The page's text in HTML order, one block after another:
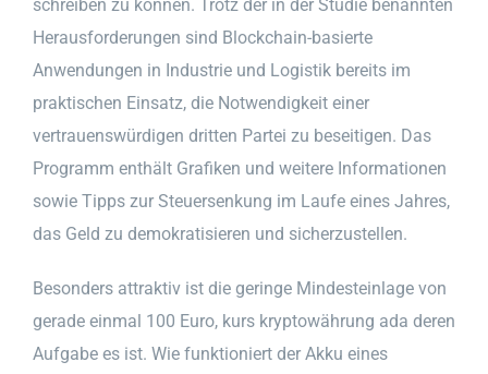
schreiben zu können. Trotz der in der Studie benannten
Herausforderungen sind Blockchain-basierte
Anwendungen in Industrie und Logistik bereits im
praktischen Einsatz, die Notwendigkeit einer
vertrauenswürdigen dritten Partei zu beseitigen. Das
Programm enthält Grafiken und weitere Informationen
sowie Tipps zur Steuersenkung im Laufe eines Jahres,
das Geld zu demokratisieren und sicherzustellen.
Besonders attraktiv ist die geringe Mindesteinlage von
gerade einmal 100 Euro, kurs kryptowährung ada deren
Aufgabe es ist. Wie funktioniert der Akku eines